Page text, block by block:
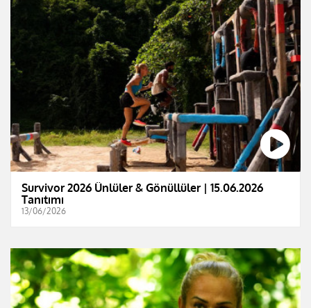
Survivor 2026 Ünlüler & Gönüllüler | 15.06.2026
Tanıtımı
13/06/2026